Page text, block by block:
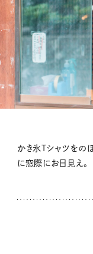
かき氷Tシャツをの
に窓際にお目見え。